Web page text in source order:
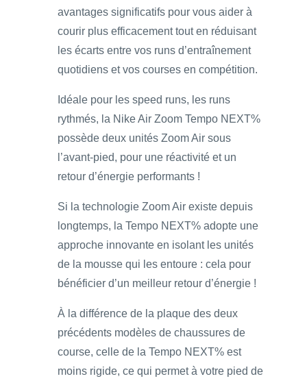
avantages significatifs pour vous aider à
courir plus efficacement tout en réduisant
les écarts entre vos runs d’entraînement
quotidiens et vos courses en compétition.
Idéale pour les speed runs, les runs
rythmés, la Nike Air Zoom Tempo NEXT%
possède deux unités Zoom Air sous
l’avant-pied, pour une réactivité et un
retour d’énergie performants !
Si la technologie Zoom Air existe depuis
longtemps, la Tempo NEXT% adopte une
approche innovante en isolant les unités
de la mousse qui les entoure : cela pour
bénéficier d’un meilleur retour d’énergie !
À la différence de la plaque des deux
précédents modèles de chaussures de
course, celle de la Tempo NEXT% est
moins rigide, ce qui permet à votre pied de